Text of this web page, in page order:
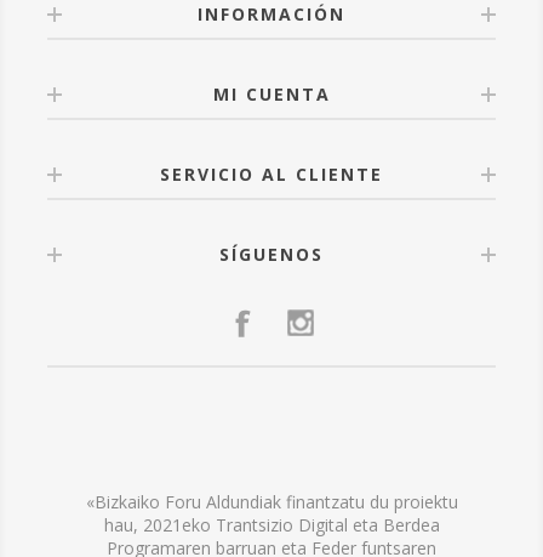
INFORMACIÓN
MI CUENTA
SERVICIO AL CLIENTE
SÍGUENOS
«Bizkaiko Foru Aldundiak finantzatu du proiektu
hau, 2021eko Trantsizio Digital eta Berdea
Programaren barruan eta Feder funtsaren